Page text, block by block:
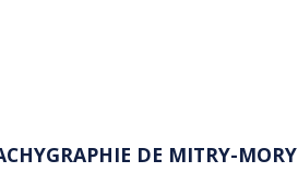
DE MITRY-MORY